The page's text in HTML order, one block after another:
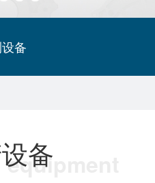
备
备